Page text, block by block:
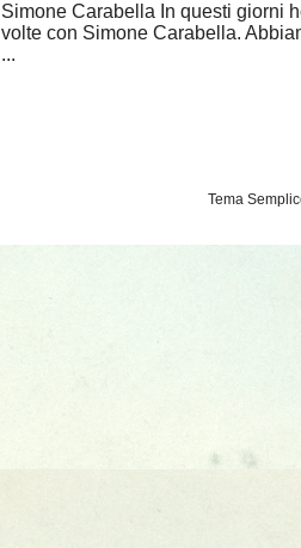
Simone Carabella In questi giorni
volte con Simone Carabella.
...
Tema